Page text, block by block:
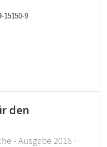
15150-9
den
- Ausgabe 2016 ·